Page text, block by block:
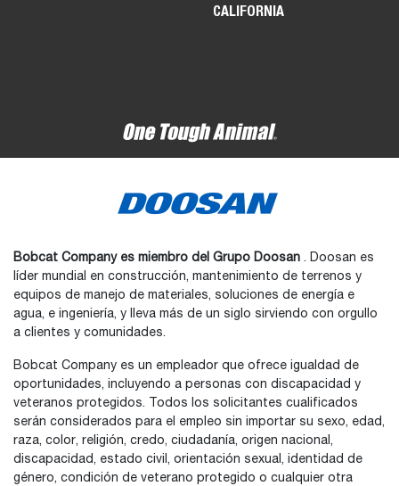
CALIFORNIA
Bobcat Company es miembro del Grupo Doosan . Doosan es
líder mundial en construcción, mantenimiento de terrenos y
equipos de manejo de materiales, soluciones de energía e
agua, e ingeniería, y lleva más de un siglo sirviendo con orgullo
a clientes y comunidades.
Bobcat Company es un empleador que ofrece igualdad de
oportunidades, incluyendo a personas con discapacidad y
veteranos protegidos. Todos los solicitantes cualificados
serán considerados para el empleo sin importar su sexo, edad,
raza, color, religión, credo, ciudadanía, origen nacional,
discapacidad, estado civil, orientación sexual, identidad de
género, condición de veterano protegido o cualquier otra